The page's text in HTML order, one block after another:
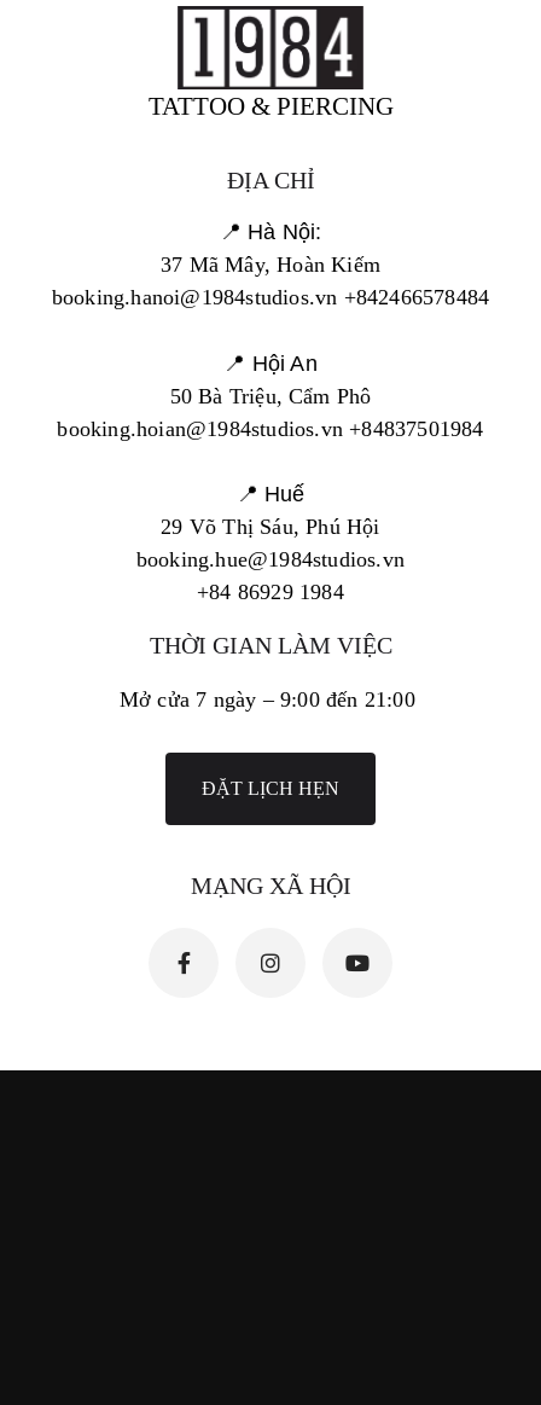
TATTOO & PIERCING
ĐỊA CHỈ
📍 Hà Nội:
37 Mã Mây, Hoàn Kiếm
booking.hanoi@1984studios.vn +842466578484
📍 Hội An
50 Bà Triệu, Cẩm Phô
booking.hoian@1984studios.vn +84837501984
📍 Huế
29 Võ Thị Sáu, Phú Hội
booking.hue@1984studios.vn
+84 86929 1984
THỜI GIAN LÀM VIỆC
Mở cửa 7 ngày – 9:00 đến 21:00
ĐẶT LỊCH HẸN
MẠNG XÃ HỘI